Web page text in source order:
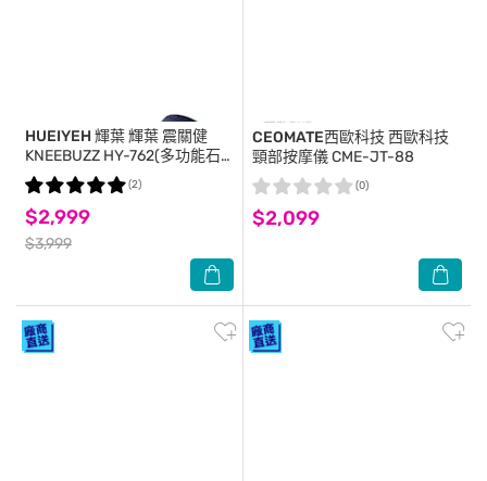
HUEIYEH 輝葉輝葉 震關健
KNEEBUZZ HY-762(多功能石
墨烯熱感按摩器)/2入
$2,999
$3,999
(2)
CEOMATE西歐科技 西歐科技
頸部按摩儀 CME-JT-88
$2,099
(0)